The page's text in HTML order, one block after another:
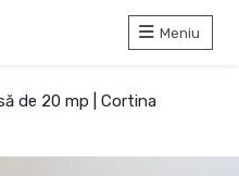
Meniu
de 20 mp | Cortina